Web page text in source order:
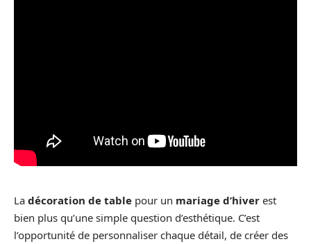
La décoration de table pour un mariage d’hiver est
bien plus qu’une simple question d’esthétique. C’est
l’opportunité de personnaliser chaque détail, de créer des